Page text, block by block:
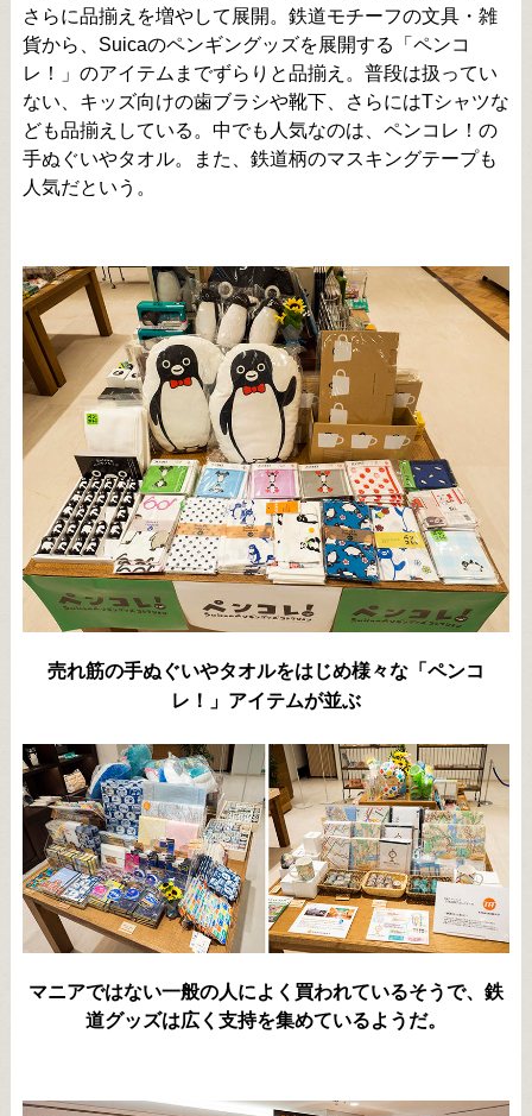
さらに品揃えを増やして展開。鉄道モチーフの文具・雑
貨から、Suicaのペンギングッズを展開する「ペンコ
レ！」のアイテムまでずらりと品揃え。普段は扱ってい
ない、キッズ向けの歯ブラシや靴下、さらにはTシャツな
ども品揃えしている。中でも人気なのは、ペンコレ！の
手ぬぐいやタオル。また、鉄道柄のマスキングテープも
人気だという。
売れ筋の手ぬぐいやタオルをはじめ様々な「ペンコ
レ！」アイテムが並ぶ
マニアではない一般の人によく買われているそうで、鉄
道グッズは広く支持を集めているようだ。